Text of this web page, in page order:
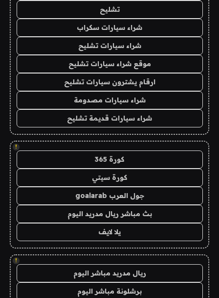
تشليح
شراء سيارات سكراب
شراء سيارات تشليح
موقع شراء سيارات تشليح
ارقام يشترون سيارات تشليح
شراء سيارات مصدومة
شراء سيارات قديمة تشليح
!
كورة 365
كورة سيتي
جول العرب goalarab
بث مباشر ريال مدريد اليوم
يلا لايف
!
ريال مدريد مباشر اليوم
برشلونة مباشر اليوم